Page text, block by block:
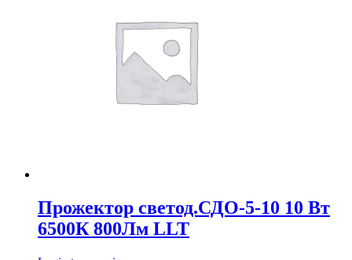
Прожектор светод.СДО-5-10 10 Вт
6500К 800Лм LLT